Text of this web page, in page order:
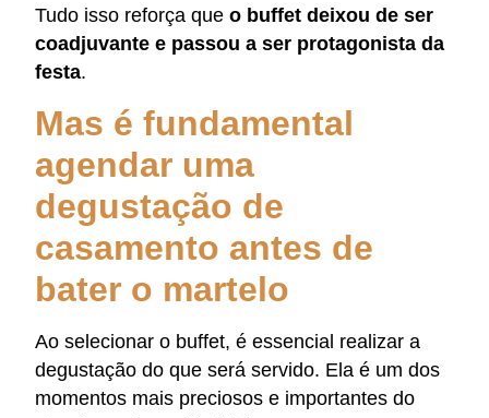
Tudo isso reforça que o buffet deixou de ser
coadjuvante e passou a ser protagonista da
festa.
Mas é fundamental
agendar uma
degustação de
casamento antes de
bater o martelo
Ao selecionar o buffet, é essencial realizar a
degustação do que será servido. Ela é um dos
momentos mais preciosos e importantes do